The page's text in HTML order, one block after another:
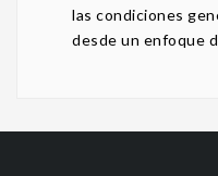
las condiciones
desde un enfoque